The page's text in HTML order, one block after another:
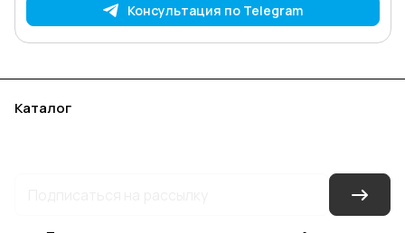
Консультация по Telegram
Каталог